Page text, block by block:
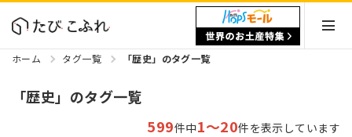
ホーム タグ一覧 「歴史」のタグ一覧
「歴史」のタグ一覧
599件中1～20件を表示しています